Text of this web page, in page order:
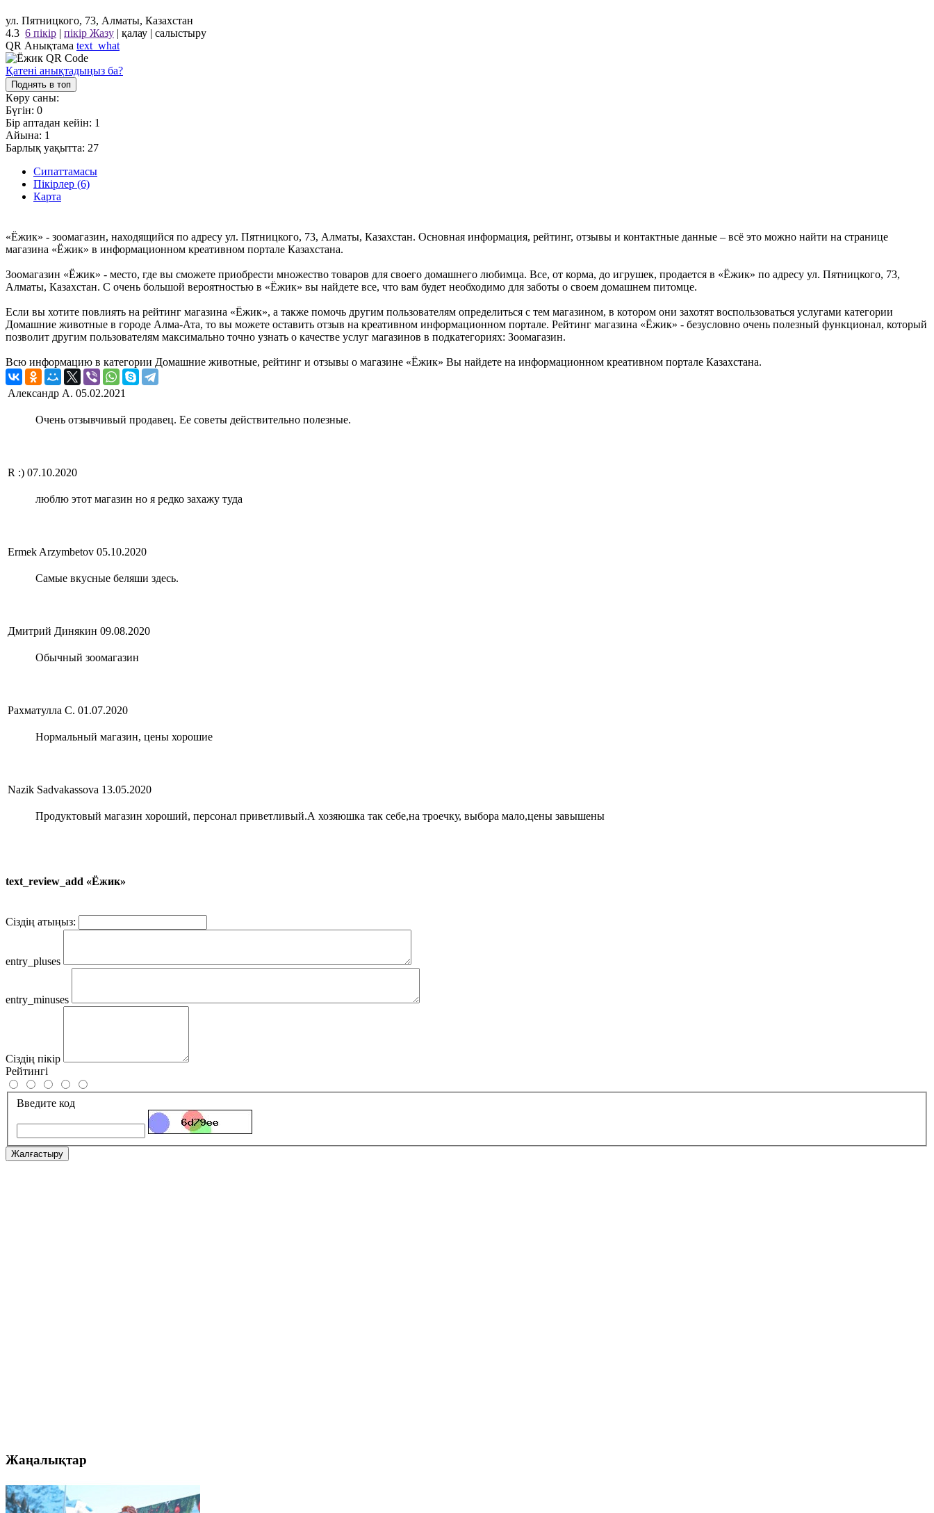
ул. Пятницкого, 73, Алматы, Казахстан
4.3 6 пікір | пікір Жазу | қалау | салыстыру
QR Анықтама text_what
Қатені анықтадыңыз ба?
Поднять в топ
Көру саны:
Бүгін: 0
Бір аптадан кейін: 1
Айына: 1
Барлық уақытта: 27
Сипаттамасы
Пікірлер (6)
Карта
«Ёжик» - зоомагазин, находящийся по адресу ул. Пятницкого, 73, Алматы, Казахстан. Основная информация, рейтинг, отзывы и контактные данные – всё это можно найти на странице
магазина «Ёжик» в информационном креативном портале Казахстана.
Зоомагазин «Ёжик» - место, где вы сможете приобрести множество товаров для своего домашнего любимца. Все, от корма, до игрушек, продается в «Ёжик» по адресу ул. Пятницкого, 73,
Алматы, Казахстан. С очень большой вероятностью в «Ёжик» вы найдете все, что вам будет необходимо для заботы о своем домашнем питомце.
Если вы хотите повлиять на рейтинг магазина «Ёжик», а также помочь другим пользователям определиться с тем магазином, в котором они захотят воспользоваться услугами категории
Домашние животные в городе Алма-Ата, то вы можете оставить отзыв на креативном информационном портале. Рейтинг магазина «Ёжик» - безусловно очень полезный функционал, который
позволит другим пользователям максимально точно узнать о качестве услуг магазинов в подкатегориях: Зоомагазин.
Всю информацию в категории Домашние животные, рейтинг и отзывы о магазине «Ёжик» Вы найдете на информационном креативном портале Казахстана.
Александр А. 05.02.2021
Очень отзывчивый продавец. Ее советы действительно полезные.
R :) 07.10.2020
люблю этот магазин но я редко захажу туда
Ermek Arzymbetov 05.10.2020
Самые вкусные беляши здесь.
Дмитрий Динякин 09.08.2020
Обычный зоомагазин
Рахматулла С. 01.07.2020
Нормальный магазин, цены хорошие
Nazik Sadvakassova 13.05.2020
Продуктовый магазин хороший, персонал приветливый.А хозяюшка так себе,на троечку, выбора мало,цены завышены
text_review_add «Ёжик»
Сіздің атыңыз:
entry_pluses
entry_minuses
Сіздің пікір
Рейтингі
Введите код
Жалғастыру
Жаңалықтар